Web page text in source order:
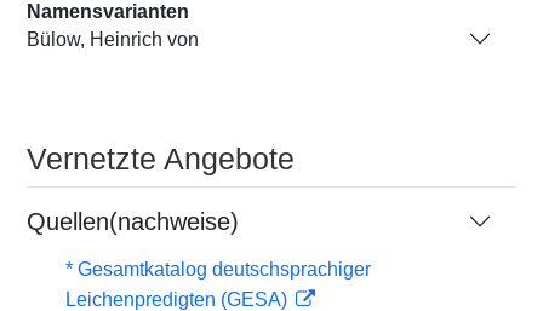
Namensvarianten
Bülow, Heinrich von
Vernetzte Angebote
Quellen(nachweise)
* Gesamtkatalog deutschsprachiger
Leichenpredigten (GESA)